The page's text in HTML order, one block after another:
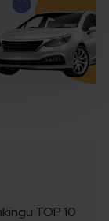
TOP 10